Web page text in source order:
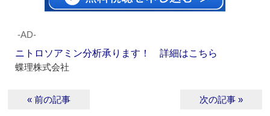
‐AD‐
ニトロソアミン分析承ります！ 詳細はこちら
蝶理株式会社
« 前の記事 次の記事 »